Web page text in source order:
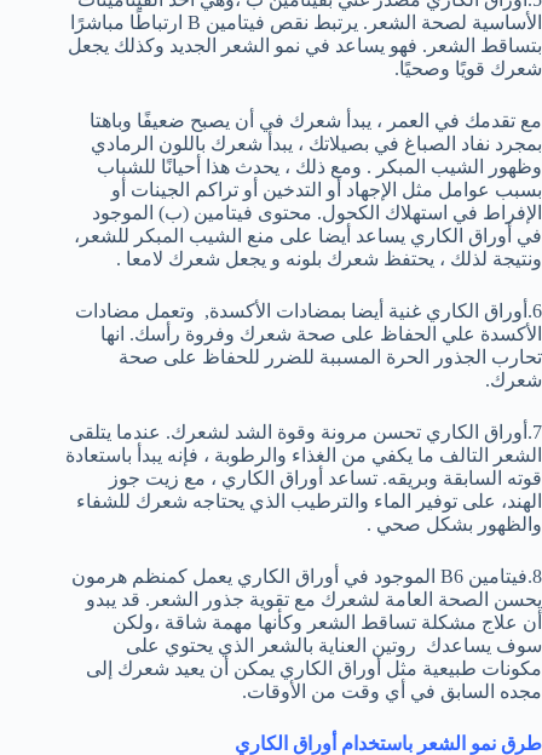
الأساسية لصحة الشعر. يرتبط نقص فيتامين B ارتباطًا مباشرًا
بتساقط الشعر. فهو يساعد في نمو الشعر الجديد وكذلك يجعل
شعرك قويًا وصحيًا.
مع تقدمك في العمر ، يبدأ شعرك في أن يصبح ضعيفًا وباهتا
بمجرد نفاد الصباغ في بصيلاتك ، يبدأ شعرك باللون الرمادي
وظهور الشيب المبكر . ومع ذلك ، يحدث هذا أحيانًا للشباب
بسبب عوامل مثل الإجهاد أو التدخين أو تراكم الجينات أو
الإفراط في استهلاك الكحول. محتوى فيتامين (ب) الموجود
في أوراق الكاري يساعد أيضا على منع الشيب المبكر للشعر،
ونتيجة لذلك ، يحتفظ شعرك بلونه و يجعل شعرك لامعا .
6.أوراق الكاري غنية أيضا بمضادات الأكسدة, وتعمل مضادات
الأكسدة علي الحفاظ على صحة شعرك وفروة رأسك. انها
تحارب الجذور الحرة المسببة للضرر للحفاظ على صحة
شعرك.
7.أوراق الكاري تحسن مرونة وقوة الشد لشعرك. عندما يتلقى
الشعر التالف ما يكفي من الغذاء والرطوبة ، فإنه يبدأ باستعادة
قوته السابقة وبريقه. تساعد أوراق الكاري ، مع زيت جوز
الهند، على توفير الماء والترطيب الذي يحتاجه شعرك للشفاء
والظهور بشكل صحي .
8.فيتامين B6 الموجود في أوراق الكاري يعمل كمنظم هرمون
يحسن الصحة العامة لشعرك مع تقوية جذور الشعر. قد يبدو
أن علاج مشكلة تساقط الشعر وكأنها مهمة شاقة ،ولكن
سوف يساعدك روتين العناية بالشعر الذي يحتوي على
مكونات طبيعية مثل أوراق الكاري يمكن أن يعيد شعرك إلى
مجده السابق في أي وقت من الأوقات.
طرق نمو الشعر باستخدام أوراق الكاري